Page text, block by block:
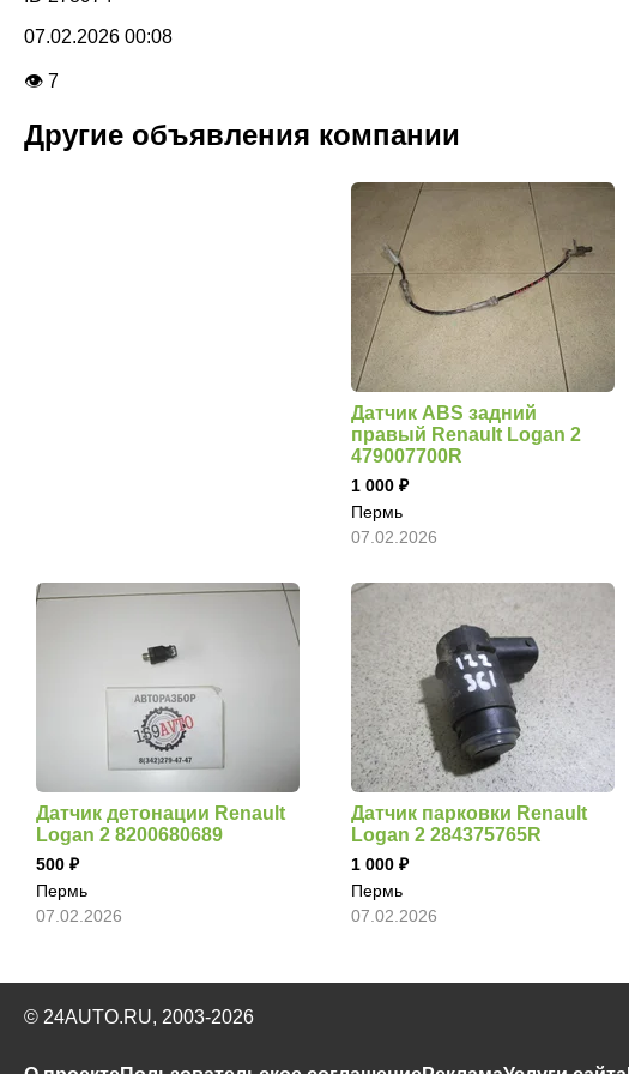
07.02.2026 00:08
👁 7
Другие объявления компании
Датчик ABS задний
правый Renault Logan 2
479007700R
1 000
Пермь
07.02.2026
Датчик детонации Renault
Logan 2 8200680689
500
Пермь
07.02.2026
Датчик парковки Renault
Logan 2 284375765R
1 000
Пермь
07.02.2026
© 24AUTO.RU, 2003-2026